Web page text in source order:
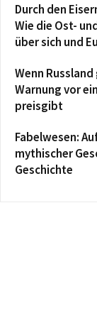
Durch den
Wie die Ost-
über sich und
Wenn
Warnung vor
preisgibt
Fabelwesen:
mythischer
Geschichte